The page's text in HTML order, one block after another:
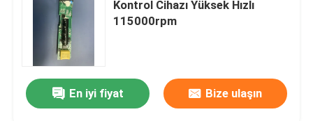
videolar
Hakkımızda
Kontrol Cihazı Yüksek Hızlı
115000rpm
En iyi fiyat Bize ulaşın